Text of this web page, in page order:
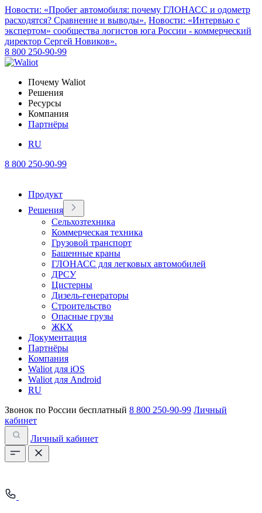
Новости: «Пробег автомобиля: почему ГЛОНАСС и одометр
расходятся? Сравнение и выводы». Новости: «Интервью с
экспертом» сообщества логистов юга России - коммерческий
директор Сергей Новиков».
8 800 250-90-99
Почему Waliot
Решения
Ресурсы
Компания
Партнёры
RU
8 800 250-90-99
Продукт
Решения
Сельхозтехника
Коммерческая техника
Грузовой транспорт
Башенные краны
ГЛОНАСС для легковых автомобилей
ДРСУ
Цистерны
Дизель-генераторы
Строительство
Опасные грузы
ЖКХ
Документация
Партнёры
Компания
Waliot для iOS
Waliot для Android
RU
Звонок по России бесплатный 8 800 250-90-99 Личный
кабинет
Личный кабинет